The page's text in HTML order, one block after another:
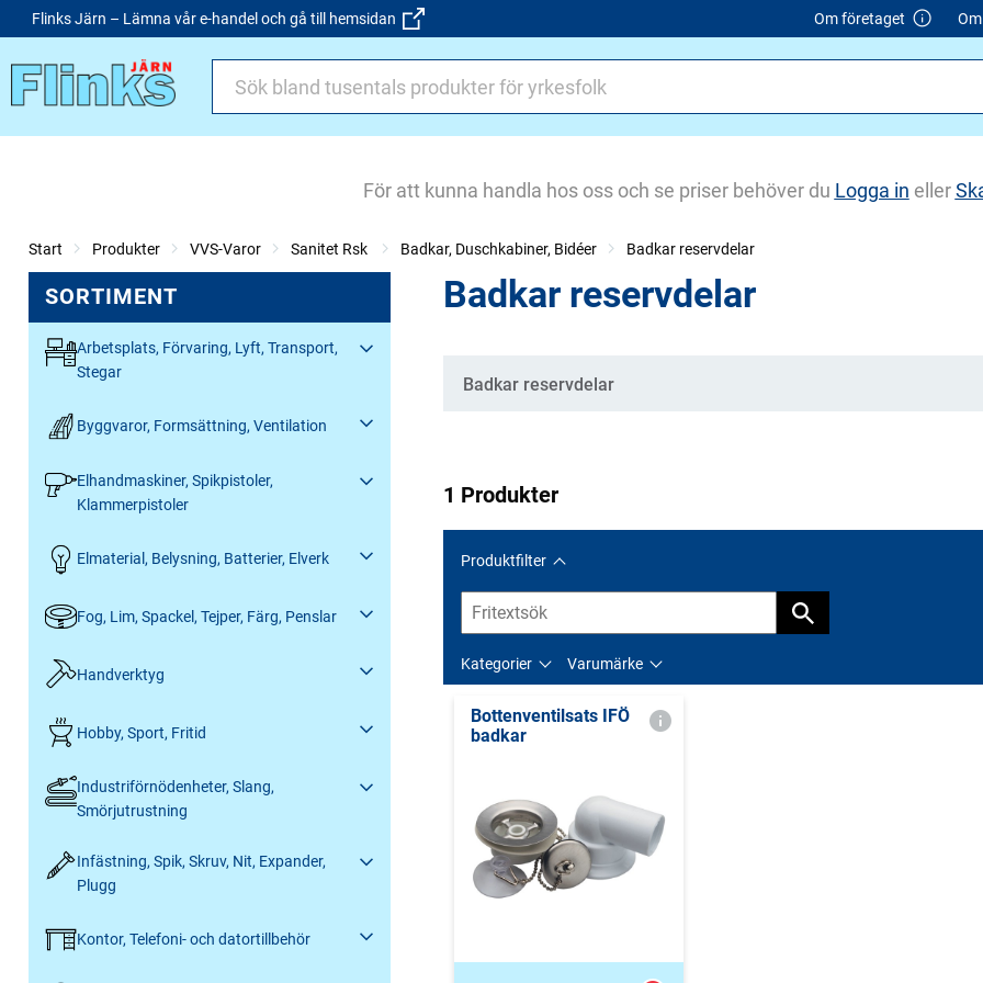
Flinks Järn – Lämna vår e-handel och gå till hemsidan Om företaget
För att kunna handla hos oss och se priser behöver du Logga in eller
Start Produkter VVS-Varor Sanitet Rsk Badkar, Duschkabiner, Bidéer Badkar reservdelar
SORTIMENT
Arbetsplats, Förvaring, Lyft, Transport,
Stegar
Byggvaror, Formsättning, Ventilation
Elhandmaskiner, Spikpistoler,
Klammerpistoler
Elmaterial, Belysning, Batterier, Elverk
Fog, Lim, Spackel, Tejper, Färg, Penslar
Handverktyg
Hobby, Sport, Fritid
Industriförnödenheter, Slang,
Smörjutrustning
Infästning, Spik, Skruv, Nit, Expander,
Plugg
Kontor, Telefoni- och datortillbehör
Badkar reservdelar
Kategorier
Badkar reservdelar
1 Produkter
Produktfilter
Kategorier Varumärke
Bottenventilsats IFÖ
badkar